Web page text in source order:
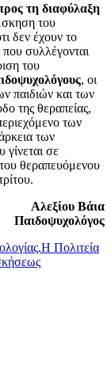
τη διαφύλαξη
του
δεν έχουν το
συλλέγονται
του
, οι
παιδιών και των
της θεραπείας,
των
των
σε
θεραπευόμενου
Αλεξίου Βάια
Παιδοψυχολόγος
Η Πολιτεία